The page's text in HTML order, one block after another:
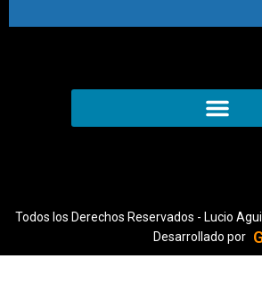
Todos los Derechos Reservados - Lucio
Desarrollado por